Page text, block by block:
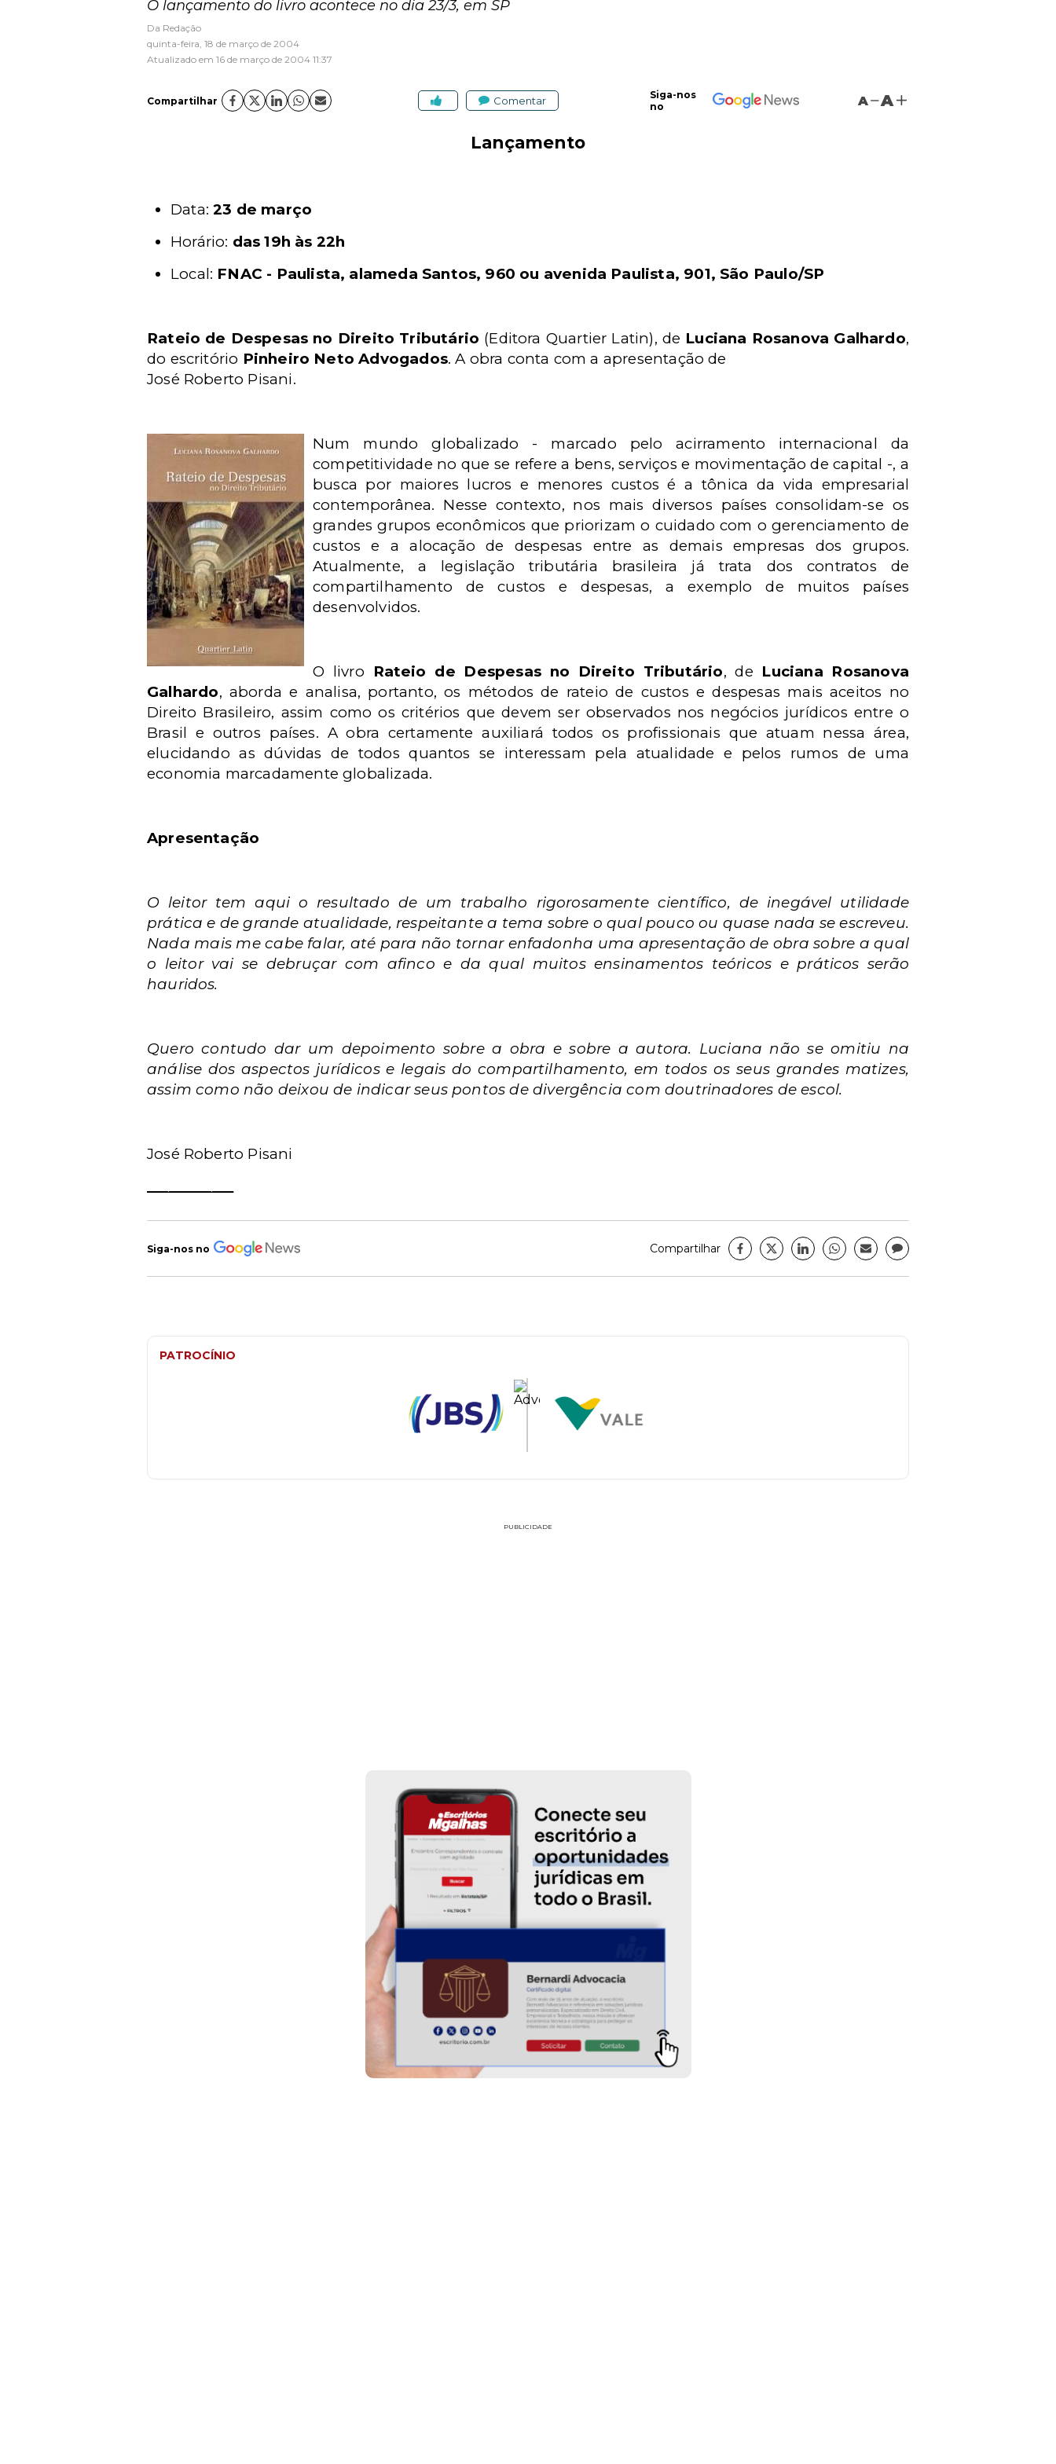
O lançamento do livro acontece no dia 23/3, em SP
Da Redação
quinta-feira, 18 de março de 2004
Atualizado em 16 de março de 2004 11:37
Compartilhar Comentar
Siga-nos
no
A A
Lançamento
Data: 23 de março
Horário: das 19h às 22h
Local: FNAC - Paulista, alameda Santos, 960 ou avenida Paulista, 901,São Paulo/SP
Rateio de Despesas no Direito Tributário (Editora Quartier Latin), de Luciana Rosanova Galhardo,
do escritório Pinheiro Neto Advogados. A obra conta com a apresentação de
José Roberto Pisani.
Num mundo globalizado - marcado pelo acirramento internacional da
competitividade no que se refere a bens, serviços e movimentação de capital -, a
busca por maiores lucros e menores custos é a tônica da vida empresarial
contemporânea. Nesse contexto, nos mais diversos países consolidam-se os
grandes grupos econômicos que priorizam o cuidado com o gerenciamento de
custos e a alocação de despesas entre as demais empresas dos grupos.
Atualmente, a legislação tributária brasileira já trata dos contratos de
compartilhamento de custos e despesas, a exemplo de muitos países
desenvolvidos.
O livro Rateio de Despesas no Direito Tributário, de Luciana Rosanova
Galhardo, aborda e analisa, portanto, os métodos de rateio de custos e despesas mais aceitos no
Direito Brasileiro, assim como os critérios que devem ser observados nos negócios jurídicos entre o
Brasil e outros países. A obra certamente auxiliará todos os profissionais que atuam nessa área,
elucidando as dúvidas de todos quantos se interessam pela atualidade e pelos rumos de uma
economia marcadamente globalizada.
Apresentação
O leitor tem aqui o resultado de um trabalho rigorosamente científico, de inegável utilidade
prática e de grande atualidade, respeitante a tema sobre o qual pouco ou quase nada se escreveu.
Nada mais me cabe falar, até para não tornar enfadonha uma apresentação de obra sobre a qual
o leitor vai se debruçar com afinco e da qual muitos ensinamentos teóricos e práticos serão
hauridos.
Quero contudo dar um depoimento sobre a obra e sobre a autora. Luciana não se omitiu na
análise dos aspectos jurídicos e legais do compartilhamento, em todos os seus grandes matizes,
assim como não deixou de indicar seus pontos de divergência com doutrinadores de escol.
José Roberto Pisani
Siga-nos no Compartilhar
PATROCÍNIO
PUBLICIDADE